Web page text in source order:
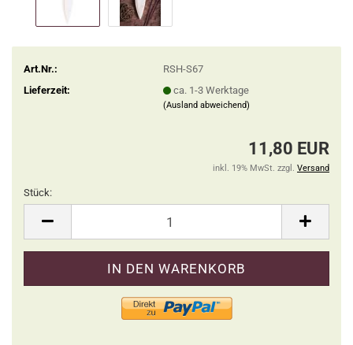
Art.Nr.:
RSH-S67
Lieferzeit:
ca. 1-3 Werktage
(Ausland abweichend)
11,80 EUR
inkl. 19% MwSt. zzgl. Versand
Stück: